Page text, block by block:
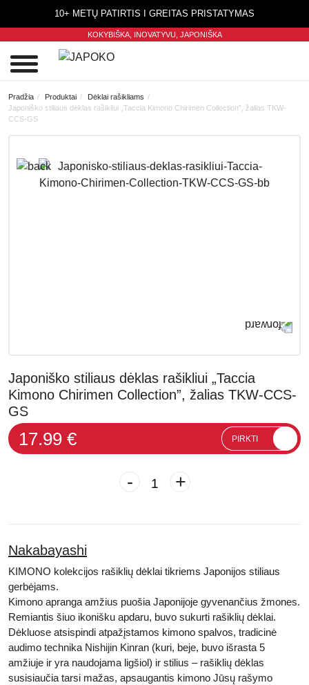
10+ METŲ PATIRTIS I GREITAS PRISTATYMAS
KOKYBIŠKA, INOVATYVU, JAPONIŠKA
Pradžia Produktai
Dėklai rašikliams
Japoniško stiliaus dėklas rašikliui „Taccia Kimono Chirimen Collection”, žalias TKW-
CCS-GS
Japoniško stiliaus dėklas rašikliui „Taccia
Kimono Chirimen Collection”, žalias TKW-CCS-
GS
17.99 € PIRKTI
- +
Nakabayashi
KIMONO kolekcijos rašiklių dėklai tikriems Japonijos stiliaus
gerbėjams.
Kimono apranga amžius puošia Japonijoje gyvenančius žmones.
Remiantis šiuo ikonišku apdaru, buvo sukurti rašiklių dėklai.
Dėkluose atsispindi atpažįstamos kimono spalvos, tradicinė
audimo technika Nishijin Kinran (kuri, beje, buvo išrasta 5
amžiuje ir yra naudojama ligšiol) ir stilius – rašiklių dėklas
susisiaučia tarsi mažas, apsaugantis kimono Jūsų rašymo